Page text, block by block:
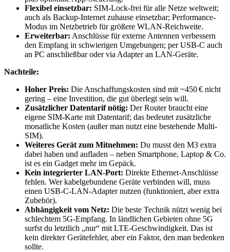
Flexibel einsetzbar: SIM-Lock-frei für alle Netze weltweit;
auch als Backup-Internet zuhause einsetzbar; Performance-
Modus im Netzbetrieb für größere WLAN-Reichweite.
Erweiterbar: Anschlüsse für externe Antennen verbessern
den Empfang in schwierigen Umgebungen; per USB-C auch
an PC anschließbar oder via Adapter an LAN-Geräte.
Nachteile:
Hoher Preis: Die Anschaffungskosten sind mit ~450 € nicht
gering – eine Investition, die gut überlegt sein will.
Zusätzlicher Datentarif nötig: Der Router braucht eine
eigene SIM-Karte mit Datentarif; das bedeutet zusätzliche
monatliche Kosten (außer man nutzt eine bestehende Multi-
SIM).
Weiteres Gerät zum Mitnehmen: Du musst den M3 extra
dabei haben und aufladen – neben Smartphone, Laptop & Co.
ist es ein Gadget mehr im Gepäck.
Kein integrierter LAN-Port: Direkte Ethernet-Anschlüsse
fehlen. Wer kabelgebundene Geräte verbinden will, muss
einen USB-C-LAN-Adapter nutzen (funktioniert, aber extra
Zubehör).
Abhängigkeit vom Netz: Die beste Technik nützt wenig bei
schlechtem 5G-Empfang. In ländlichen Gebieten ohne 5G
surfst du letztlich „nur“ mit LTE-Geschwindigkeit. Das ist
kein direkter Gerätefehler, aber ein Faktor, den man bedenken
sollte.